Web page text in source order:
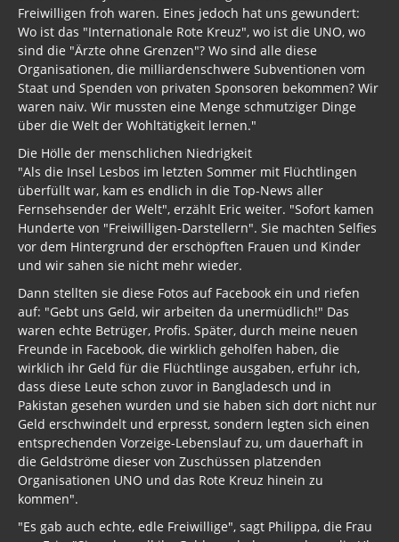
Freiwilligen froh waren. Eines jedoch hat uns gewundert:
Wo ist das "Internationale Rote Kreuz", wo ist die UNO, wo
sind die "Ärzte ohne Grenzen"? Wo sind alle diese
Organisationen, die milliardenschwere Subventionen vom
Staat und Spenden von privaten Sponsoren bekommen? Wir
waren naiv. Wir mussten eine Menge schmutziger Dinge
über die Welt der Wohltätigkeit lernen."
Die Hölle der menschlichen Niedrigkeit
"Als die Insel Lesbos im letzten Sommer mit Flüchtlingen
überfüllt war, kam es endlich in die Top-News aller
Fernsehsender der Welt", erzählt Eric weiter. "Sofort kamen
Hunderte von "Freiwilligen-Darstellern". Sie machten Selfies
vor dem Hintergrund der erschöpften Frauen und Kinder
und wir sahen sie nicht mehr wieder.
Dann stellten sie diese Fotos auf Facebook ein und riefen
auf: "Gebt uns Geld, wir arbeiten da unermüdlich!" Das
waren echte Betrüger, Profis. Später, durch meine neuen
Freunde in Facebook, die wirklich geholfen haben, die
wirklich ihr Geld für die Flüchtlinge ausgaben, erfuhr ich,
dass diese Leute schon zuvor in Bangladesch und in
Pakistan gesehen wurden und sie haben sich dort nicht nur
Geld erschwindelt und erpresst, sondern legten sich einen
entsprechenden Vorzeige-Lebenslauf zu, um dauerhaft in
die Geldströme dieser von Zuschüssen platzenden
Organisationen UNO und das Rote Kreuz hinein zu
kommen".
"Es gab auch echte, edle Freiwillige", sagt Philippa, die Frau